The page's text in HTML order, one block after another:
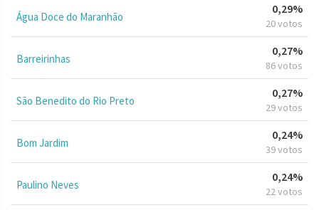
Água Doce do Maranhão
0,29%
20 votos
Barreirinhas
0,27%
86 votos
São Benedito do Rio Preto
0,27%
29 votos
Bom Jardim
0,24%
39 votos
Paulino Neves
0,24%
22 votos